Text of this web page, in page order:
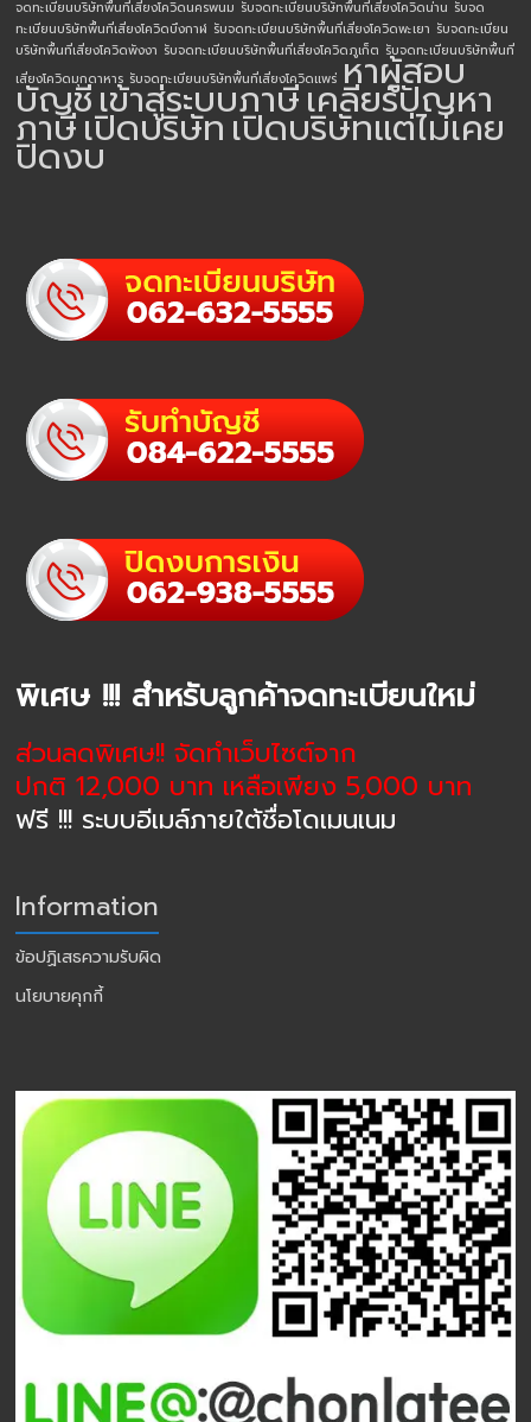
จดทะเบียนบริษัทพื้นที่เสี่ยงโควิดนครพนม รับจดทะเบียนบริษัทพื้นที่เสี่ยงโควิดน่าน รับจด
ทะเบียนบริษัทพื้นที่เสี่ยงโควิดบึงกาฬ รับจดทะเบียนบริษัทพื้นที่เสี่ยงโควิดพะเยา รับจดทะเบียน
บริษัทพื้นที่เสี่ยงโควิดพังงา รับจดทะเบียนบริษัทพื้นที่เสี่ยงโควิดภูเก็ต รับจดทะเบียนบริษัทพื้นที่
เสี่ยงโควิดมุกดาหาร รับจดทะเบียนบริษัทพื้นที่เสี่ยงโควิดแพร่ หาผู้สอบ
บัญชีเข้าสู่ระบบภาษีเคลียร์ปัญหา
ภาษีเปิดบริษัทเปิดบริษัทแต่ไม่เคย
ปิดงบ
พิเศษ !!! สำหรับลูกค้าจดทะเบียนใหม่
ส่วนลดพิเศษ!! จัดทำเว็บไซต์จาก
ปกติ 12,000 บาท เหลือเพียง 5,000 บาท
ฟรี !!! ระบบอีเมล์ภายใต้ชื่อโดเมนเนม
Information
ข้อปฏิเสธความรับผิด
นโยบายคุกกี้